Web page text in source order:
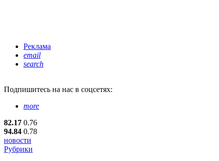
Реклама
email
search
Подпишитесь на нас в соцсетях:
more
82.17 0.76
94.84 0.78
новости
Рубрики